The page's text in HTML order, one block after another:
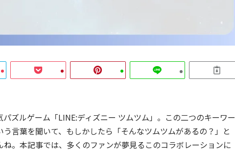
パズルゲーム「LINE:ディズニー ツムツム」。この二つのキーワー
言葉を聞いて、もしかしたら「そんなツムツムがあるの？」と
。本記事では、多くのファンが夢見るこのコラボレーションに